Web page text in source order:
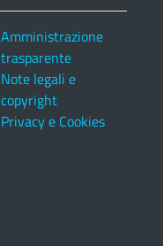
Amministrazione
trasparente
Note legali e
copyright
Privacy e Cookies